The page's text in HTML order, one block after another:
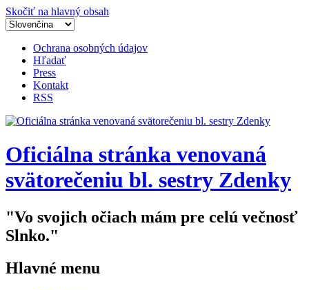
Skočiť na hlavný obsah
Ochrana osobných údajov
Hľadať
Press
Kontakt
RSS
Oficiálna stránka venovaná
svätorečeniu bl. sestry Zdenky
"Vo svojich očiach mám pre celú večnosť
Slnko."
Hlavné menu